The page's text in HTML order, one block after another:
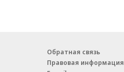
Обратная связь
Правовая информация